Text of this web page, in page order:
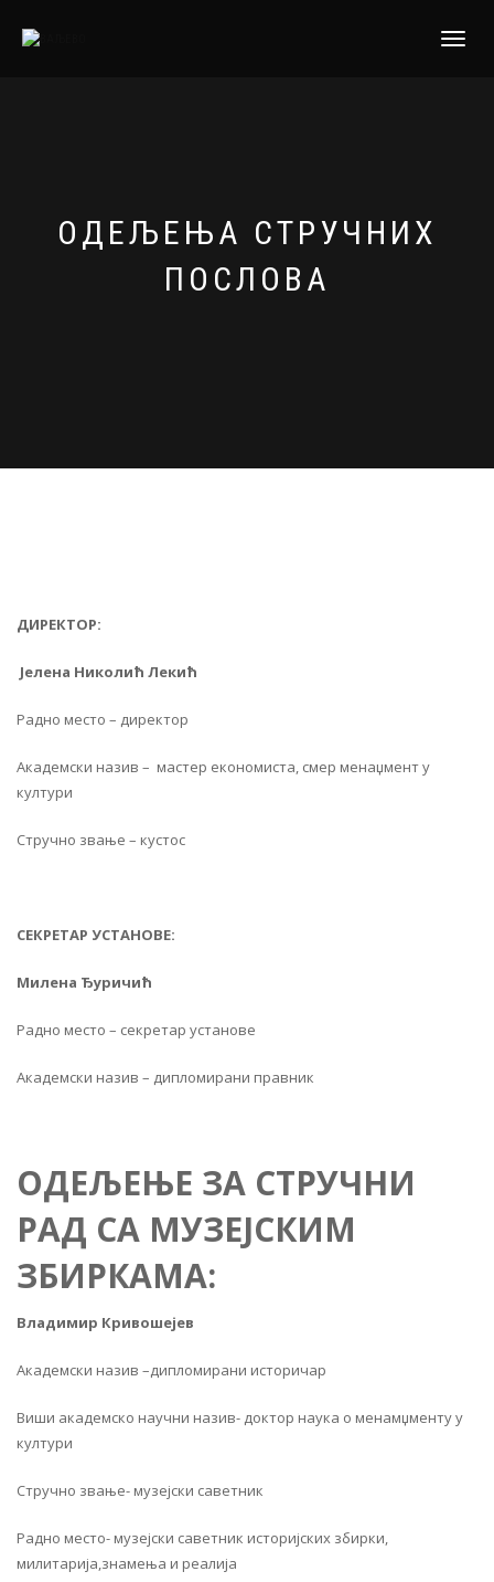
TOGGLE
ОДЕЉЕЊА СТРУЧНИХ
ПОСЛОВА
ДИРЕКТОР:
Јелена Николић Лекић
Радно место – директор
Академски назив – мастер економиста, смер менаџмент у
култури
Стручно звање – кустос
СЕКРЕТАР УСТАНОВЕ:
Милена Ђуричић
Радно место – секретар установе
Академски назив – дипломирани правник
ОДЕЉЕЊЕ ЗА СТРУЧНИ
РАД СА МУЗЕЈСКИМ
ЗБИРКАМА:
Владимир Кривошејев
Академски назив –дипломирани историчар
Виши академско научни назив- доктор наука о менамџменту у
култури
Стручно звање- музејски саветник
Радно место- музејски саветник историјских збирки,
милитарија,знамења и реалија